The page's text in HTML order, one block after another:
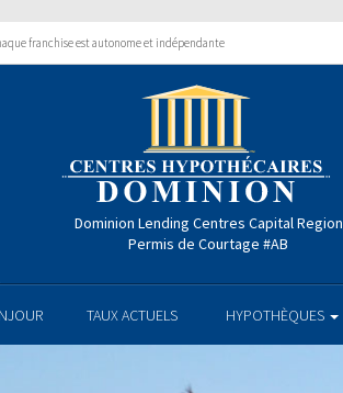
franchise est autonome et indépendante
Dominion Lending Centres Capital Region
Permis de Courtage #AB
TAUX ACTUELS HYPOTHÈQUES